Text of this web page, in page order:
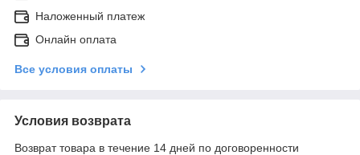
Наложенный платеж
Онлайн оплата
Все условия оплаты
Условия возврата
Возврат товара в течение 14 дней по договоренности